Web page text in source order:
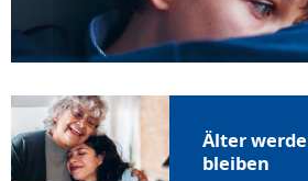
Älter
bleiben